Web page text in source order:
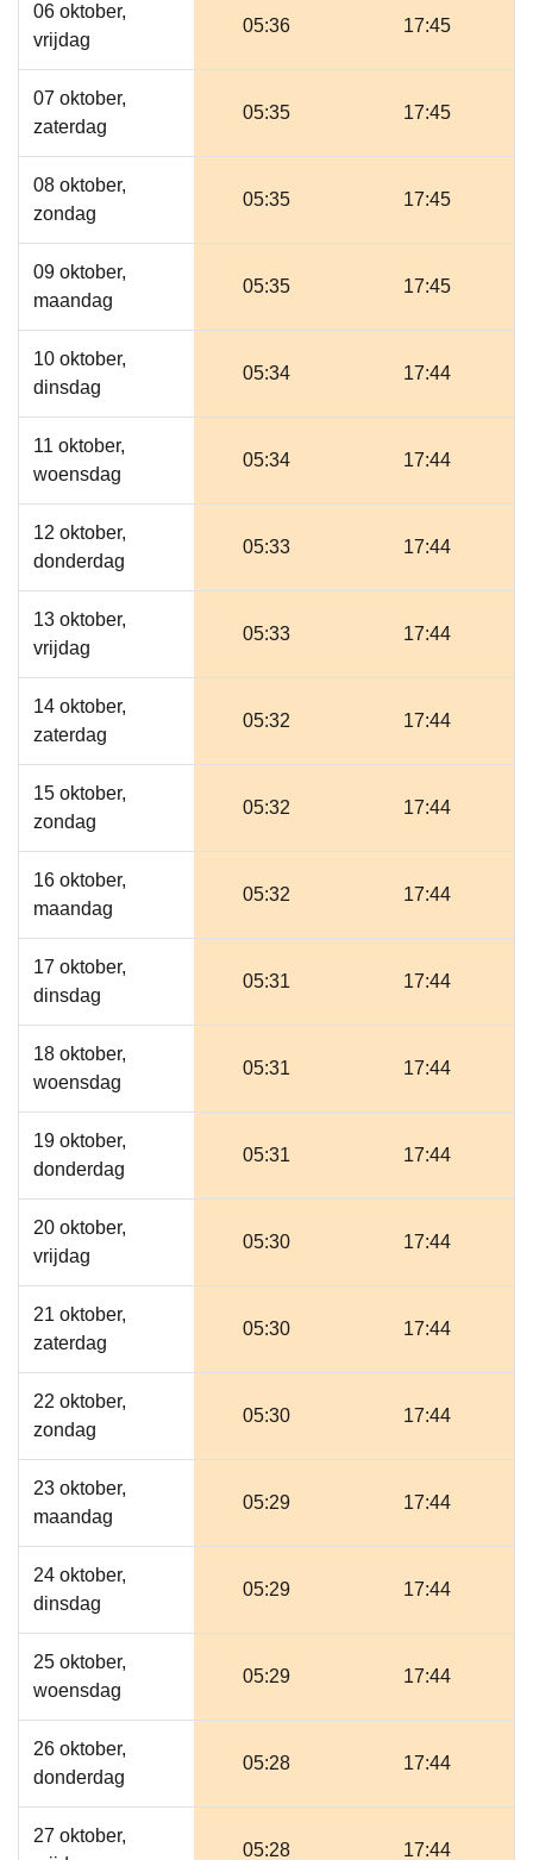
06 oktober,
vrijdag
05:36 17:45
07 oktober,
zaterdag
05:35 17:45
08 oktober,
zondag
05:35 17:45
09 oktober,
maandag
05:35 17:45
10 oktober,
dinsdag
05:34 17:44
11 oktober,
woensdag
05:34 17:44
12 oktober,
donderdag
05:33 17:44
13 oktober,
vrijdag
05:33 17:44
14 oktober,
zaterdag
05:32 17:44
15 oktober,
zondag
05:32 17:44
16 oktober,
maandag
05:32 17:44
17 oktober,
dinsdag
05:31 17:44
18 oktober,
woensdag
05:31 17:44
19 oktober,
donderdag
05:31 17:44
20 oktober,
vrijdag
05:30 17:44
21 oktober,
zaterdag
05:30 17:44
22 oktober,
zondag
05:30 17:44
23 oktober,
maandag
05:29 17:44
24 oktober,
dinsdag
05:29 17:44
25 oktober,
woensdag
05:29 17:44
26 oktober,
donderdag
05:28 17:44
27 oktober,
05:28 17:44